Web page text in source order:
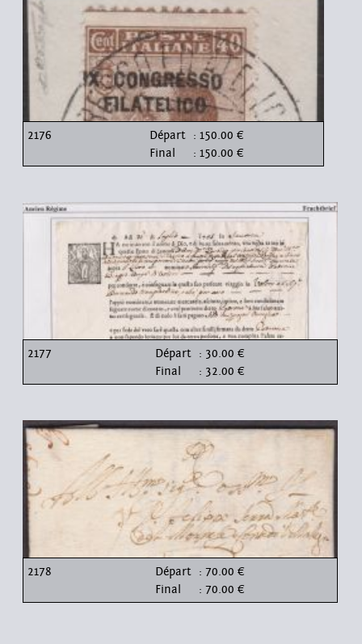
2176 Départ : 150.00 €
Final
: 150.00 €
2177 Départ : 30.00 €
Final
: 32.00 €
2178 Départ : 70.00 €
Final
: 70.00 €